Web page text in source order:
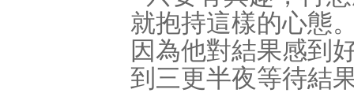
就抱持這樣的心態
因為他對結果感到
到三更半夜等待結